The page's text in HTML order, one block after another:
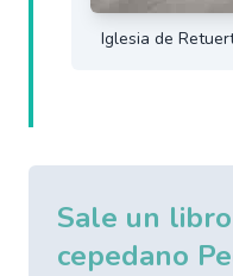
Iglesia de
Sale un
cepedano